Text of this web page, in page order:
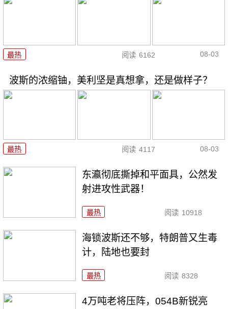
最热 阅读 6162 08-03
波斯的浓缩铀，美利坚是真想拿，还是做样子？
最热 阅读 4117 08-03
东瀛彻底撕掉和平面具，公然发
射进攻性武器！
最热 阅读 10918
海锁波斯还不够，特朗普又生毒
计，陆地也要封
最热 阅读 8328
4万吨老将压阵，054B新锐亮